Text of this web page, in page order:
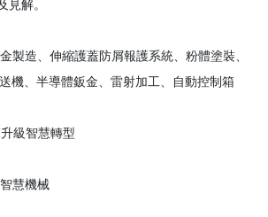
見解。
製造、伸縮護蓋防屑報護系統、粉體塗裝、
機、半導體鈑金、雷射加工、自動控制箱
級智慧轉型
慧機械